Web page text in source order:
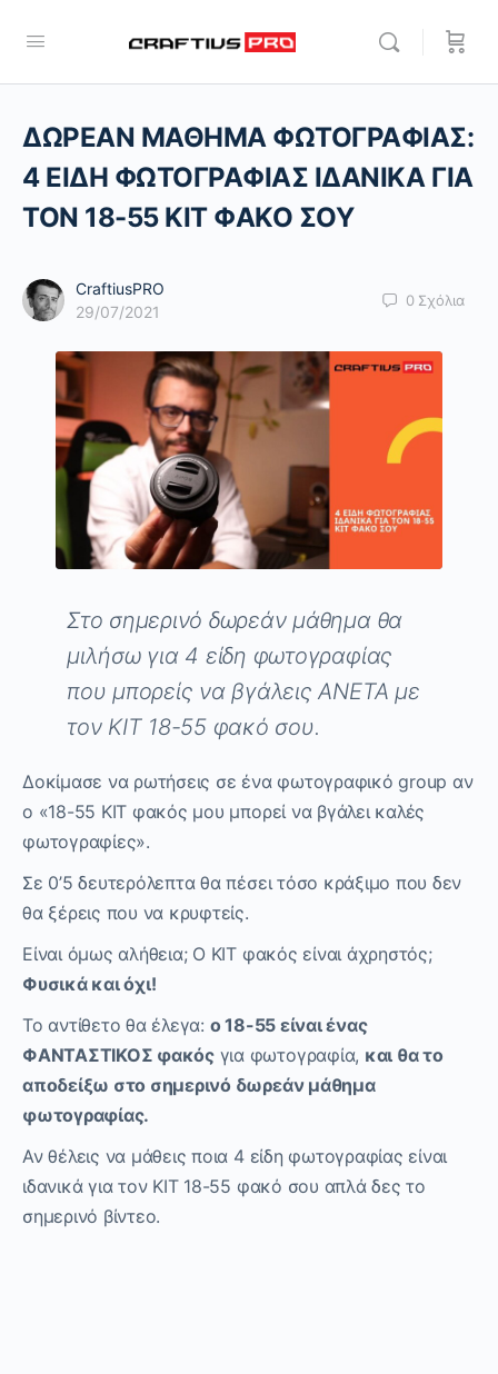
ΔΩΡΕΑΝ ΜΑΘΗΜΑ ΦΩΤΟΓΡΑΦΙΑΣ:
4 ΕΙΔΗ ΦΩΤΟΓΡΑΦΙΑΣ ΙΔΑΝΙΚΑ ΓΙΑ
ΤΟΝ 18-55 ΚΙΤ ΦΑΚΟ ΣΟΥ
CraftiusPRO
29/07/2021
0 Σχόλια
Στο σημερινό δωρεάν μάθημα θα
μιλήσω για 4 είδη φωτογραφίας
που μπορείς να βγάλεις ΑΝΕΤΑ με
τον ΚΙΤ 18-55 φακό σου.
Δοκίμασε να ρωτήσεις σε ένα φωτογραφικό group αν
ο «18-55 ΚΙΤ φακός μου μπορεί να βγάλει καλές
φωτογραφίες».
Σε 0’5 δευτερόλεπτα θα πέσει τόσο κράξιμο που δεν
θα ξέρεις που να κρυφτείς.
Είναι όμως αλήθεια; Ο ΚΙΤ φακός είναι άχρηστός;
Φυσικά και όχι!
Το αντίθετο θα έλεγα: ο 18-55 είναι ένας
ΦΑΝΤΑΣΤΙΚΟΣ φακόςγια φωτογραφία, και θα το
αποδείξω στο σημερινό δωρεάν μάθημα
φωτογραφίας.
Αν θέλεις να μάθεις ποια 4 είδη φωτογραφίας είναι
ιδανικά για τον ΚΙΤ 18-55 φακό σου απλά δες το
σημερινό βίντεο.